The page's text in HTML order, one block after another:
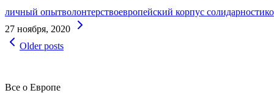
личный опытволонтерствоевропейский корпус солидарности
27 ноября, 2020
Навигация
Older posts
Все о Европе